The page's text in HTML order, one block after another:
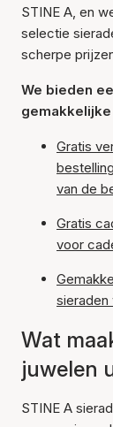
STINE A, en
selectie
scherpe
We bieden
Gratis
van de
Gratis
voor
sieraden
Wat
juwelen
STINE A